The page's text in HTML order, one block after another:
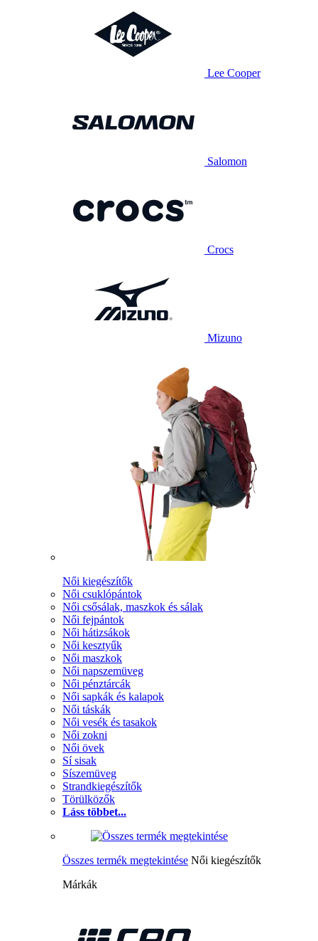
Lee Cooper
Salomon
Crocs
Mizuno
Női kiegészítők
Női csuklópántok
Női csősálak, maszkok és sálak
Női fejpántok
Női hátizsákok
Női kesztyűk
Női maszkok
Női napszemüveg
Női pénztárcák
Női sapkák és kalapok
Női táskák
Női vesék és tasakok
Női zokni
Női övek
Sí sisak
Síszemüveg
Strandkiegészítők
Törülközők
Láss többet...
Összes termék megtekintése Női kiegészítők
Márkák